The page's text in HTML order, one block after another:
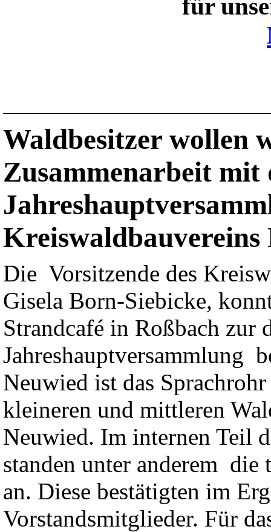
für
Waldbesitzer wollen
Zusammenarbeit mit
Kreiswaldbauvereins
Die Vorsitzende des
Gisela Born-Siebicke,
Strandcafé in Roßbach zur
Jahreshauptversammlung
Neuwied ist das
kleineren und mittleren
Neuwied. Im internen Teil
standen unter anderem die
an. Diese bestätigten im
Vorstandsmitglieder. Für